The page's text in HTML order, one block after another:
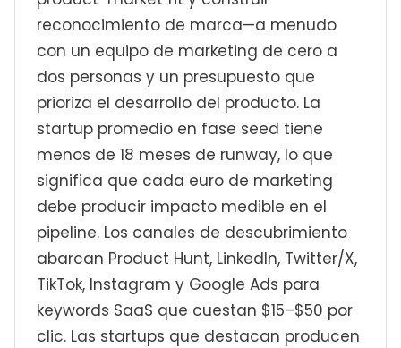
reconocimiento de marca—a menudo
con un equipo de marketing de cero a
dos personas y un presupuesto que
prioriza el desarrollo del producto. La
startup promedio en fase seed tiene
menos de 18 meses de runway, lo que
significa que cada euro de marketing
debe producir impacto medible en el
pipeline. Los canales de descubrimiento
abarcan Product Hunt, LinkedIn, Twitter/X,
TikTok, Instagram y Google Ads para
keywords SaaS que cuestan $15–$50 por
clic. Las startups que destacan producen